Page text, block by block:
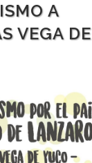
A
VEGA DE